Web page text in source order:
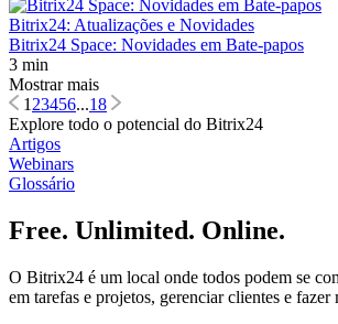
Bitrix24: Atualizações e Novidades
Bitrix24 Space: Novidades em Bate-papos
3 min
Mostrar mais
123456...18
Explore todo o potencial do Bitrix24
Artigos
Webinars
Glossário
Free. Unlimited. Online.
O Bitrix24 é um local onde todos podem se
em tarefas e projetos, gerenciar clientes e fazer